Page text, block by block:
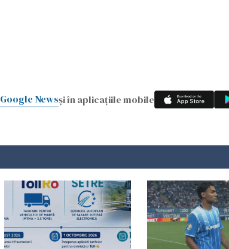
Google Newsși în aplicațiile mobile